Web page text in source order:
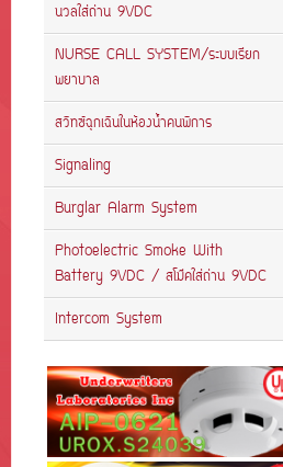
นวลใส่ถ่าน 9VDC
NURSE CALL SYSTEM/ระบบเรียก
พยาบาล
สวิทซ์ฉุกเฉินในห้องน้ำคนพิการ
Signaling
Burglar Alarm System
Photoelectric Smoke With
Battery 9VDC / สโม๊คใส่ถ่าน 9VDC
Intercom System